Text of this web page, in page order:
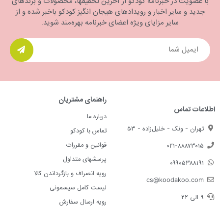
جدید و سایر اخبار و رویدادهای هیجان انگیز کودکو باخبر شده و از
سایر مزایای ویژه اعضای خبرنامه بهره‌مند شوید.
اطلاعات تماس
تهران - ونک - خلیل‌زاده - ۵۳
۰۲۱-۸۸۸۷۳۰۱۵
۰۹۹۰۵۳۸۸۱۹۱
cs@koodakoo.com
۹ الی ۲۲
راهنمای مشتریان
درباره ما
تماس با کودکو
قوانین و مقررات
پرسشهای متداول
رویه انصراف و بازگرداندن کالا
لیست کامل سیسمونی
رویه ارسال سفارش